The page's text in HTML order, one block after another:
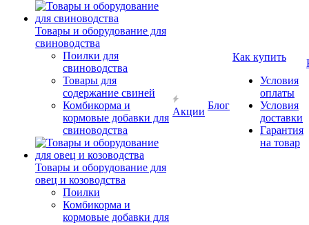
Товары и оборудование для
свиноводства
Поилки для
свиноводства
Товары для
содержание свиней
Комбикорма и
кормовые добавки для
свиноводства
Товары и оборудование для
овец и козоводства
Поилки
Комбикорма и
кормовые добавки для
Акции
Блог
Как купить
Условия
оплаты
Условия
доставки
Гарантия
на товар